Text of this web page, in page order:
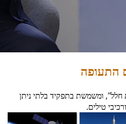
התעופה
חלל", ומשמשת בתפקיד בלתי ניתן
טילים.